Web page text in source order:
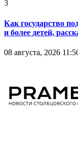
3
Как государство
и более детей,
08 августа, 2026